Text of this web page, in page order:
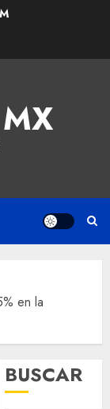
en la
BUSCAR